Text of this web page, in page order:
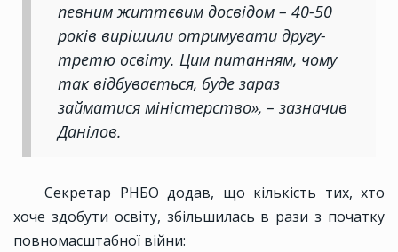
певним життєвим досвідом – 40-50
років вирішили отримувати другу-
третю освіту. Цим питанням, чому
так відбувається, буде зараз
займатися міністерство», – зазначив
Данілов.
Секретар РНБО додав, що кількість тих, хто
хоче здобути освіту, збільшилась в рази з початку
повномасштабної війни: